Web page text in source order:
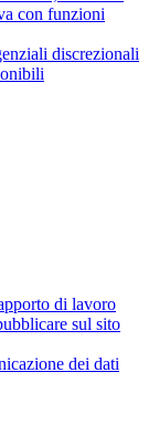
con funzioni
discrezionali
di lavoro
sul sito
dei dati